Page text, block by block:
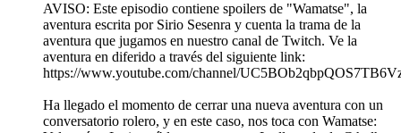
AVISO: Este episodio contiene spoilers de "Wamatse", la
aventura escrita por Sirio Sesenra y cuenta la trama de la
aventura que jugamos en nuestro canal de Twitch. Ve la
aventura en diferido a través del siguiente link:
https://www.youtube.com/channel/
Ha llegado el momento de cerrar una nueva aventura con un
conversatorio rolero, y en este caso, nos toca con Wamatse: